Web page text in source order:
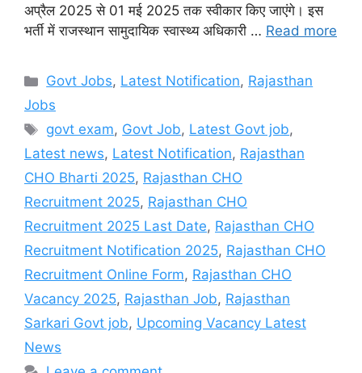
अप्रैल 2025 से 01 मई 2025 तक स्वीकार किए जाएंगे। इस
भर्ती में राजस्थान सामुदायिक स्वास्थ्य अधिकारी … Read more
Categories
Govt Jobs, Latest Notification, Rajasthan
Jobs
Tags
govt exam, Govt Job, Latest Govt job,
Latest news, Latest Notification, Rajasthan
CHO Bharti 2025, Rajasthan CHO
Recruitment 2025, Rajasthan CHO
Recruitment 2025 Last Date, Rajasthan CHO
Recruitment Notification 2025, Rajasthan CHO
Recruitment Online Form, Rajasthan CHO
Vacancy 2025, Rajasthan Job, Rajasthan
Sarkari Govt job, Upcoming Vacancy Latest
News